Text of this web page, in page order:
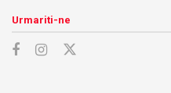
Urmariti-ne